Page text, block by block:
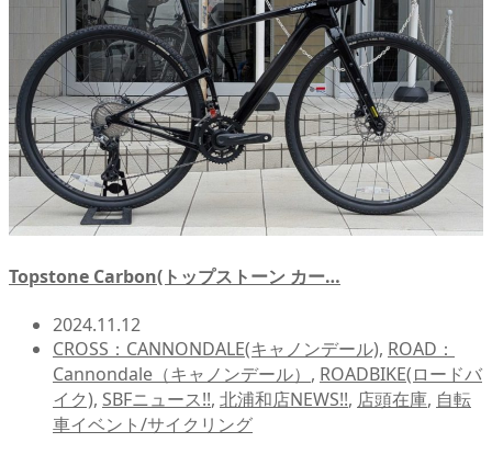
Topstone Carbon(トップストーン カー…
2024.11.12
CROSS：CANNONDALE(キャノンデール), ROAD：
Cannondale（キャノンデール） , ROADBIKE(ロードバ
イク), SBFニュース!!, 北浦和店NEWS!!, 店頭在庫, 自転
車イベント/サイクリング